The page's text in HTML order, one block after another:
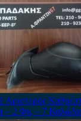
– 2 Φις – 7